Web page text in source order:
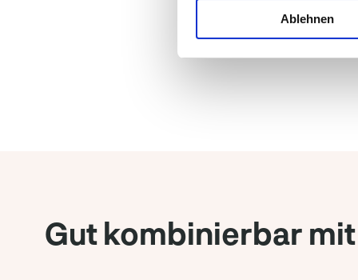
Ablehnen
Gut kombinierbar mit